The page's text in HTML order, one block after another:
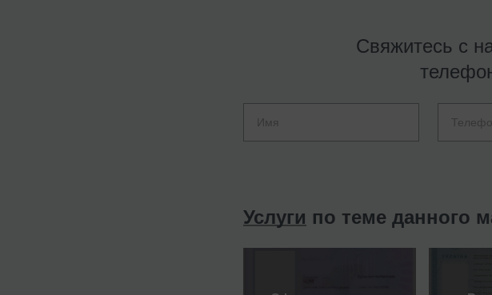
Свяжитесь с
Услуги по теме данного